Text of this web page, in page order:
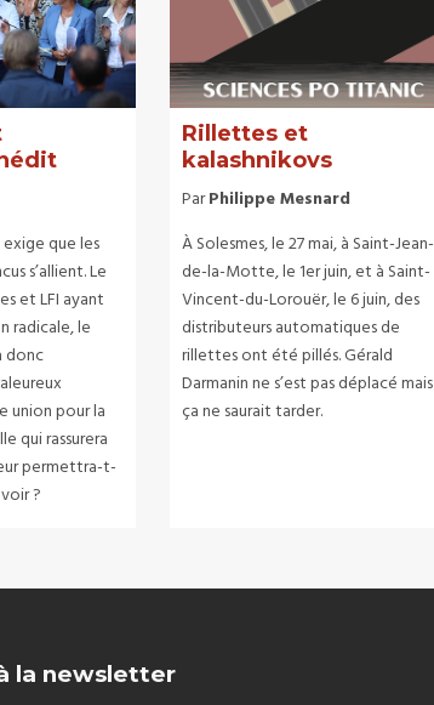
que les
s’allient. Le
et LFI ayant
radicale, le
donc
union pour la
qui rassurera
permettra-t-
?
Rillettes et
kalashnikovs
ParPhilippe Mesnard
À Solesmes, le 27 mai, à Saint-Jean-
de-la-Motte, le 1er juin, et à Saint-
Vincent-du-Lorouër, le 6 juin, des
distributeurs automatiques de
rillettes ont été pillés. Gérald
Darmanin ne s’est pas déplacé mais
ça ne saurait tarder.
la newsletter